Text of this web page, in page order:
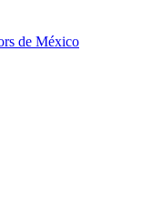
de México